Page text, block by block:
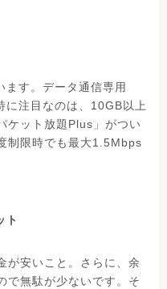
ます。データ通信専用
に注目なのは、10GB以上
ケット放題Plus」がつい
制限時でも最大1.5Mbps
ト
が安いこと。さらに、余
で無駄が少ないです。そ